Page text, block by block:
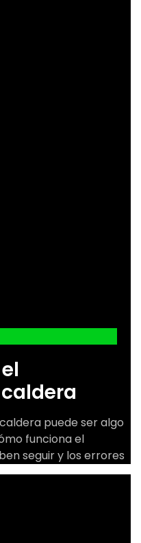
puede ser algo
funciona el
seguir y los errores